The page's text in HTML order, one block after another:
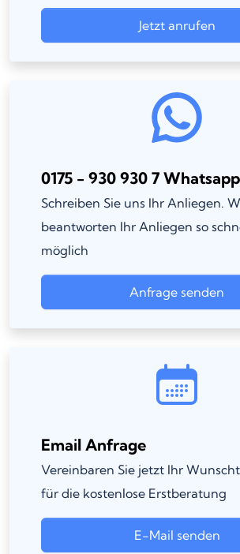
Jetzt anrufen
0175 - 930 930 7
Schreiben Sie uns Ihr Anliegen.
beantworten Ihr Anliegen so
möglich
Anfrage senden
Email Anfrage
Vereinbaren Sie jetzt Ihr
für die kostenlose Erstberatung
E-Mail senden